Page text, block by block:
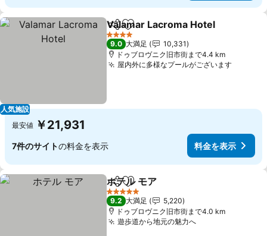
人気施設
シェアお気に入りに追加
Valamar Lacroma Hotel
4 ホテルのランク
9.0 大満足
10,331
ドゥブロヴニク旧市街まで4.4 km
屋内外に多様なプールがございます料金を
最安値 ￥21,931
7件のサイトの料金を表示 料金を表示
シェアお気に入りに追加
ホテル モア
5 ホテルのランク
9.2 大満足
5,220
ドゥブロヴニク旧市街まで4.0 km
遊歩道から地元の魅力へ料金を表示